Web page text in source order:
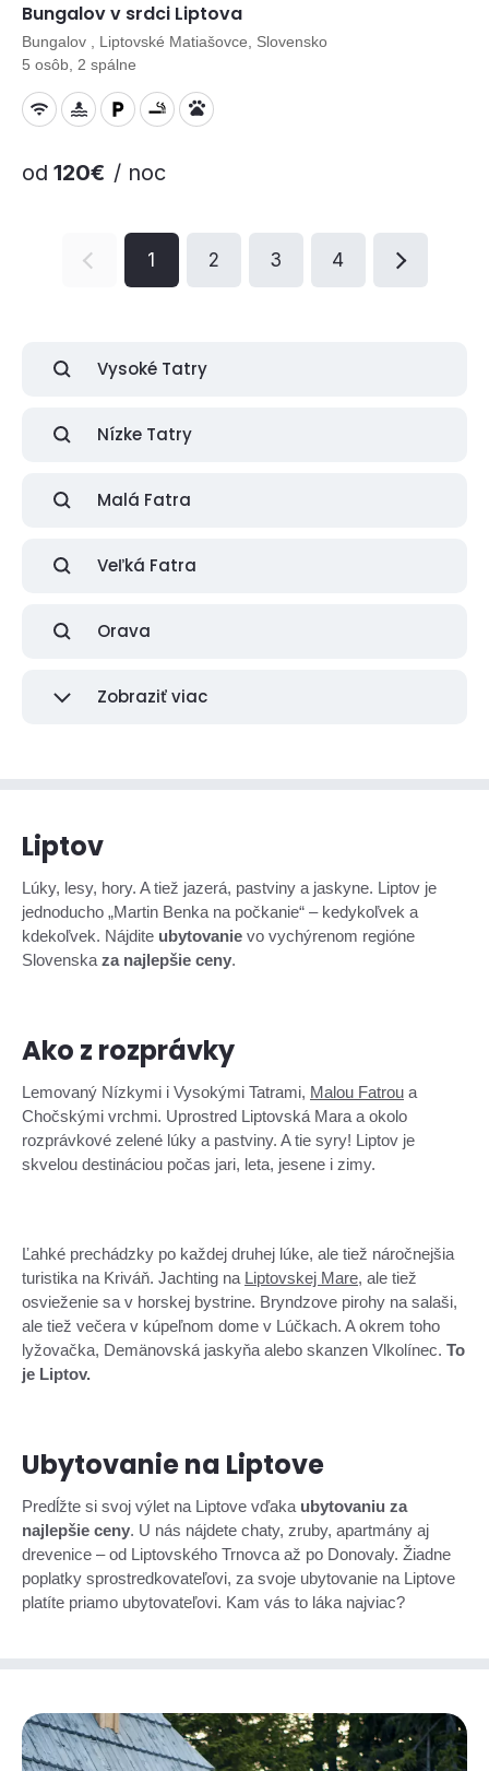
Bungalov v srdci Liptova
Bungalov , Liptovské Matiašovce, Slovensko
5 osôb, 2 spálne
od 120€ / noc
1 2 3 4
Vysoké Tatry
Nízke Tatry
Malá Fatra
Veľká Fatra
Orava
Zobraziť viac
Liptov
Lúky, lesy, hory. A tiež jazerá, pastviny a jaskyne. Liptov je
jednoducho „Martin Benka na počkanie“ – kedykoľvek a
kdekoľvek. Nájdite ubytovanie vo vychýrenom regióne
Slovenska za najlepšie ceny.
Ako z rozprávky
Lemovaný Nízkymi i Vysokými Tatrami, Malou Fatrou a
Chočskými vrchmi. Uprostred Liptovská Mara a okolo
rozprávkové zelené lúky a pastviny. A tie syry! Liptov je
skvelou destináciou počas jari, leta, jesene i zimy.
Ľahké prechádzky po každej druhej lúke, ale tiež náročnejšia
turistika na Kriváň. Jachting na Liptovskej Mare, ale tiež
osvieženie sa v horskej bystrine. Bryndzove pirohy na salaši,
ale tiež večera v kúpeľnom dome v Lúčkach. A okrem toho
lyžovačka, Demänovská jaskyňa alebo skanzen Vlkolínec. To
je Liptov.
Ubytovanie na Liptove
Predĺžte si svoj výlet na Liptove vďaka ubytovaniu za
najlepšie ceny. U nás nájdete chaty, zruby, apartmány aj
drevenice – od Liptovského Trnovca až po Donovaly. Žiadne
poplatky sprostredkovateľovi, za svoje ubytovanie na Liptove
platíte priamo ubytovateľovi. Kam vás to láka najviac?